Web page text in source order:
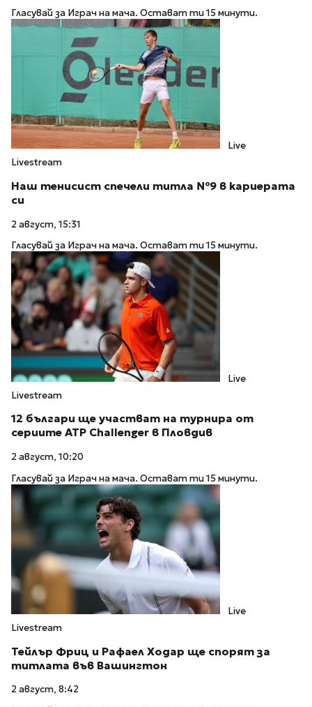
Гласувай за Играч на мача. Остават ти 15 минути.
Live
Livestream
Наш тенисист спечели титла №9 в кариерата
си
2 август, 15:31
Гласувай за Играч на мача. Остават ти 15 минути.
Live
Livestream
12 българи ще участват на турнира от
сериите ATP Challenger в Пловдив
2 август, 10:20
Гласувай за Играч на мача. Остават ти 15 минути.
Live
Livestream
Тейлър Фриц и Рафаел Ходар ще спорят за
титлата във Вашингтон
2 август, 8:42